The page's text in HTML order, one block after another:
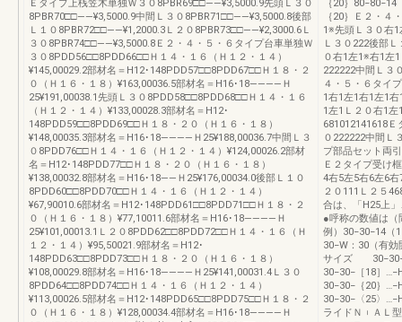
Ｅタイプ上桟笠木単独Ｗ３０8PBR69□□――¥3,5000.9先頭Ｌ３０
8PBR70□□――¥3,5000.9中間Ｌ３０8PBR71□□――¥3,5000.8後部
Ｌ１０8PBR72□□――¥1,2000.3Ｌ２０8PBR73□□――¥2,3000.6Ｌ
３０8PBR74□□――¥3,5000.8Ｅ２・４・５・６タイプ台車単独Ｗ
３０8PDD56□□8PDD66□□Ｈ１４・１６（Ｈ１２・１４）
¥145,00029.2部材名＝H12･148PDD57□□8PDD67□□Ｈ１８・２
０（Ｈ１６・１８）¥163,00036.5部材名＝H16･18――――Ｈ
25¥191,00038.1先頭Ｌ３０8PDD58□□8PDD68□□Ｈ１４・１６
（Ｈ１２・１４）¥133,00028.3部材名＝H12･
148PDD59□□8PDD69□□Ｈ１８・２０（Ｈ１６・１８）
¥148,00035.3部材名＝H16･18――――Ｈ25¥188,00036.7中間Ｌ３
０8PDD76□□Ｈ１４・１６（Ｈ１２・１４）¥124,00026.2部材
名＝H12･148PDD77□□Ｈ１８・２０（Ｈ１６・１８）
¥138,00032.8部材名＝H16･18――Ｈ25¥176,00034.0後部Ｌ１０
8PDD60□□8PDD70□□Ｈ１４・１６（Ｈ１２・１４）
¥67,90010.6部材名＝H12･148PDD61□□8PDD71□□Ｈ１８・２
０（Ｈ１６・１８）¥77,10011.6部材名＝H16･18――――Ｈ
25¥101,00013.1Ｌ２０8PDD62□□8PDD72□□Ｈ１４・１６（Ｈ
１２・１４）¥95,50021.9部材名＝H12･
148PDD63□□8PDD73□□Ｈ１８・２０（Ｈ１６・１８）
¥108,00029.8部材名＝H16･18――――Ｈ25¥141,00031.4Ｌ３０
8PDD64□□8PDD74□□Ｈ１４・１６（Ｈ１２・１４）
¥113,00026.5部材名＝H12･148PDD65□□8PDD75□□Ｈ１８・２
０（Ｈ１６・１８）¥128,00034.4部材名＝H16･18――――Ｈ
｛20｝
｛20｝Ｅ２・４
1※先頭Ｌ３０右
Ｌ３０222後部
０右1左1※右1左
222222中間Ｌ３
４・５・６タイ
1右1左1右1左1
1左1Ｌ２０右1
681012141618
０222222中間Ｌ
プ部品セット両
Ｅ２タイプ受け
4右5左5右6左6
２０111Ｌ２５
合は、「H25上
●呼称の数値は
例）30−30−14（
30−W：30（有
サイズ
30−30−［18］
30−30−｛20｝
30−30−〈25〉
ライドＮ︲ＡＬ